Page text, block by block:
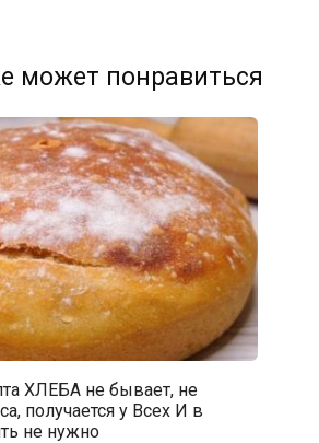
может понравиться
ХЛЕБА не бывает, не
получается у Всех И в
не нужно